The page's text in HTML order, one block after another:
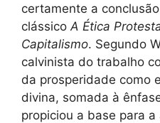
certamente a
clássicoA Ética
Capitalismo. Segundo
calvinista do trabalho
da prosperidade como
divina, somada à
propiciou a base para